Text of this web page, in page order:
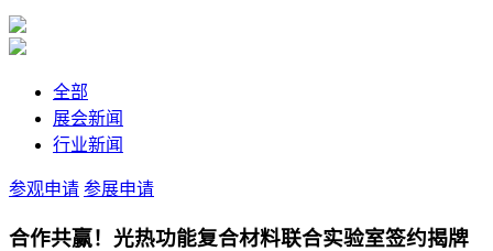
全部
展会新闻
行业新闻
参观申请 参展申请
合作共赢！光热功能复合材料联合实验室签约揭牌